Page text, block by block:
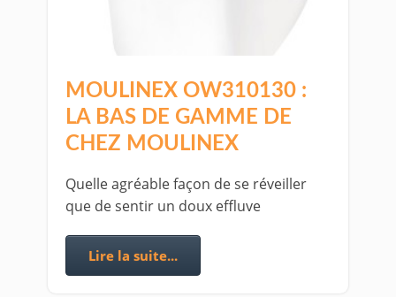
MOULINEX OW310130 :
LA BAS DE GAMME DE
CHEZ MOULINEX
Quelle agréable façon de se réveiller
que de sentir un doux effluve
Lire la suite...